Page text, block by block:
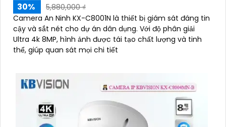
30%
5,880,000 ₫
Camera An Ninh KX-C8001N là thiết bị giám sát đáng tin
cậy và sắt nét cho dự án dân dụng. Với độ phân giải
Ultra 4k 8MP, hình ảnh được tái tạo chất lượng và tinh
thể, giúp quan sát mọi chi tiết